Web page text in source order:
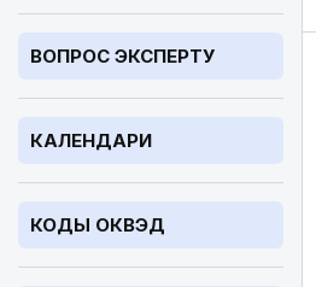
ВОПРОС ЭКСПЕРТУ
КАЛЕНДАРИ
КОДЫ ОКВЭД